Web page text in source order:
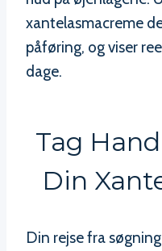
xantelasmacreme
påføring, og viser
dage.
Tag
Din
Din rejse fra